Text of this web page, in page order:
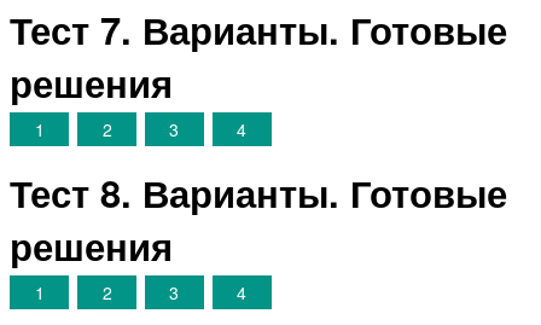
Тест 7. Варианты. Готовые
решения
1 2 3 4
Тест 8. Варианты. Готовые
решения
1 2 3 4